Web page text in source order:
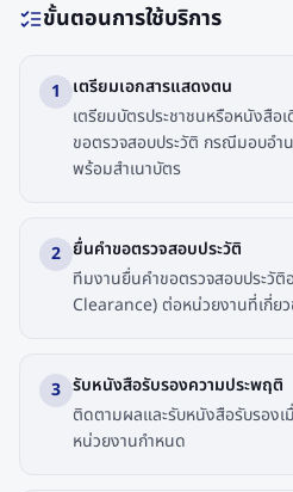
ขั้นตอนการใช้บริการ
1
เตรียมเอกสารแสดงตน
เตรียมบัตรประชาชนหรือหนังสือ
ขอตรวจสอบประวัติ กรณีมอบอำ
พร้อมสำเนาบัตร
2 ยื่นคำขอตรวจสอบประวัติ
ทีมงานยื่นคำขอตรวจสอบประวั
Clearance) ต่อหน่วยงานที่เกี่
3 รับหนังสือรับรองความประพฤติ
ติดตามผลและรับหนังสือรับรองเ
หน่วยงานกำหนด